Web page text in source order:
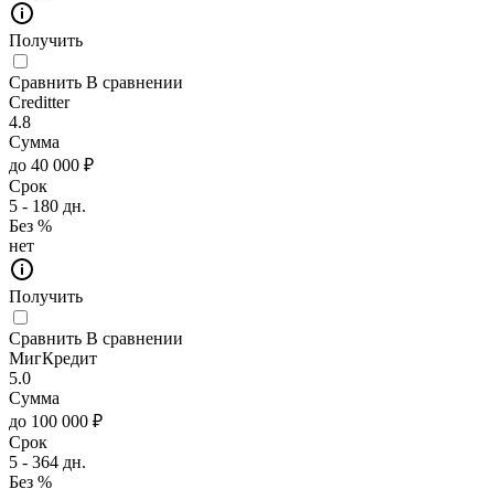
Получить
Сравнить В сравнении
Creditter
4.8
Сумма
до 40 000 ₽
Срок
5 - 180 дн.
Без %
нет
Получить
Сравнить В сравнении
МигКредит
5.0
Сумма
до 100 000 ₽
Срок
5 - 364 дн.
Без %